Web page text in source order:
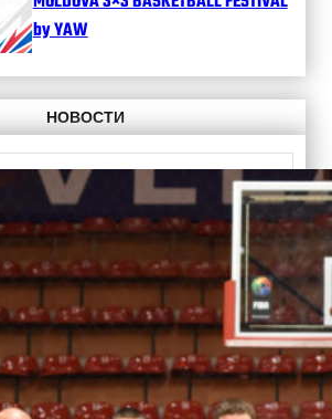
by YAW
НОВОСТИ